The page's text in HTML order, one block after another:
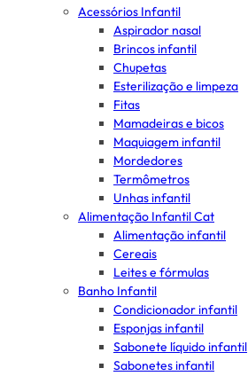
Acessórios Infantil
Aspirador nasal
Brincos infantil
Chupetas
Esterilização e limpeza
Fitas
Mamadeiras e bicos
Maquiagem infantil
Mordedores
Termômetros
Unhas infantil
Alimentação Infantil Cat
Alimentação infantil
Cereais
Leites e fórmulas
Banho Infantil
Condicionador infantil
Esponjas infantil
Sabonete líquido infantil
Sabonetes infantil